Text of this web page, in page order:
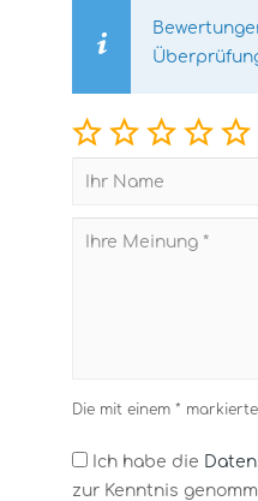
Die mit einem *
Ich habe die
zur Kenntnis